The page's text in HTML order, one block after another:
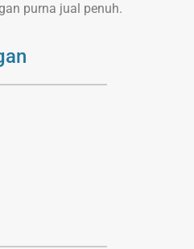
purna jual penuh.